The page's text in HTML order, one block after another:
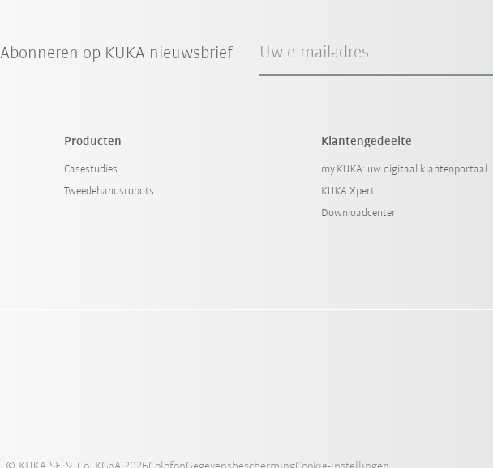
Abonneren op KUKA nieuwsbrief Uw e-mailadres
Producten
Casestudies
Tweedehandsrobots
Klantengedeelte
my.KUKA: uw digitaal klantenportaal
KUKA Xpert
Downloadcenter